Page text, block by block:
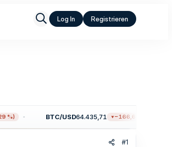
Log In Registrieren
BTC/USD64.435,71 −166,61 (−0,26 %)
#1